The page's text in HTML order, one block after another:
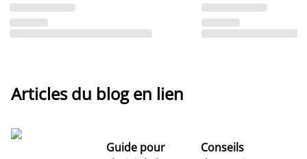
Articles du blog en lien
Guide pour
Conseils